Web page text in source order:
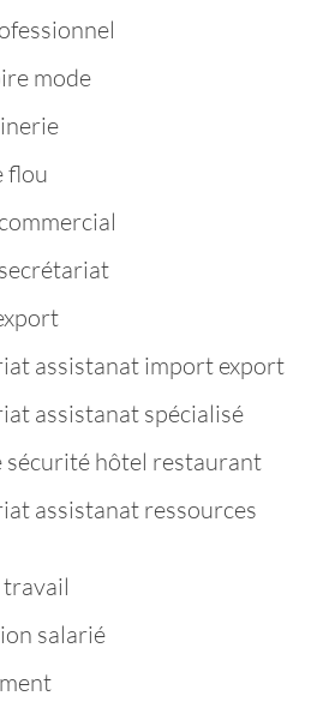
mode
flou
assistanat import export
assistanat spécialisé
hôtel restaurant
assistanat ressources
salarié